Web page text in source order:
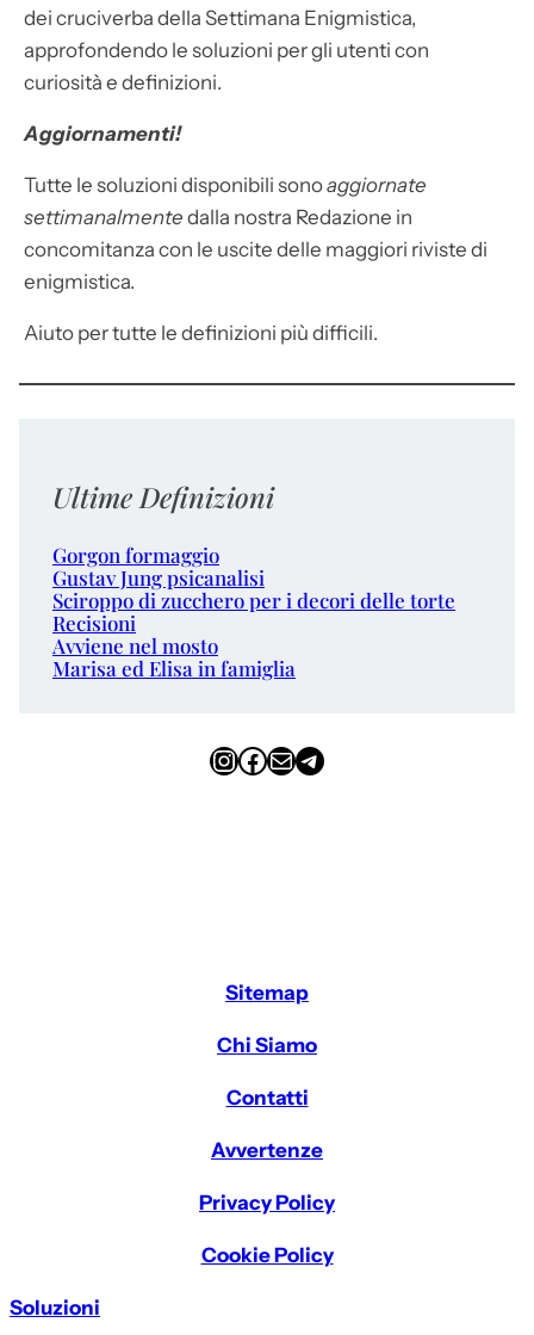
dei cruciverba della Settimana Enigmistica,
approfondendo le soluzioni per gli utenti con
curiosità e definizioni.
Aggiornamenti!
Tutte le soluzioni disponibili sonoaggiornate
settimanalmente dalla nostra Redazione in
concomitanza con le uscite delle maggiori riviste di
enigmistica.
Aiuto per tutte le definizioni più difficili.
Ultime Definizioni
Gorgon formaggio
Gustav Jung psicanalisi
Sciroppo di zucchero per i decori delle torte
Recisioni
Avviene nel mosto
Marisa ed Elisa in famiglia
InstagramFacebook Email Telegram
Sitemap
Chi Siamo
Contatti
Avvertenze
Privacy Policy
Cookie Policy
Soluzioni